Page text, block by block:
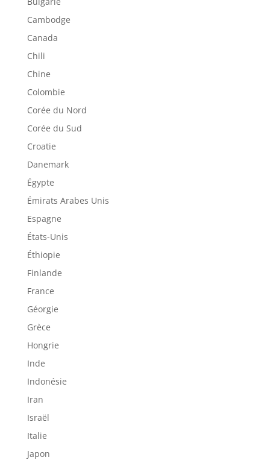
Cambodge
Canada
Chili
Chine
Colombie
Corée du Nord
Corée du Sud
Croatie
Danemark
Égypte
Émirats Arabes Unis
Espagne
États-Unis
Éthiopie
Finlande
France
Géorgie
Grèce
Hongrie
Inde
Indonésie
Iran
Israël
Italie
Japon